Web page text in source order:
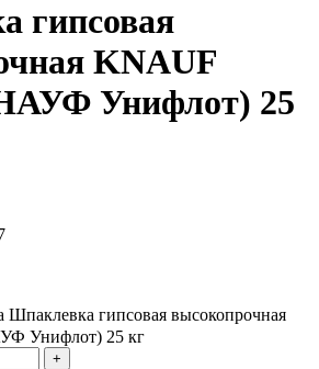
гипсовая
KNAUF
Унифлот) 25
Шпаклевка гипсовая высокопрочная
Унифлот) 25 кг